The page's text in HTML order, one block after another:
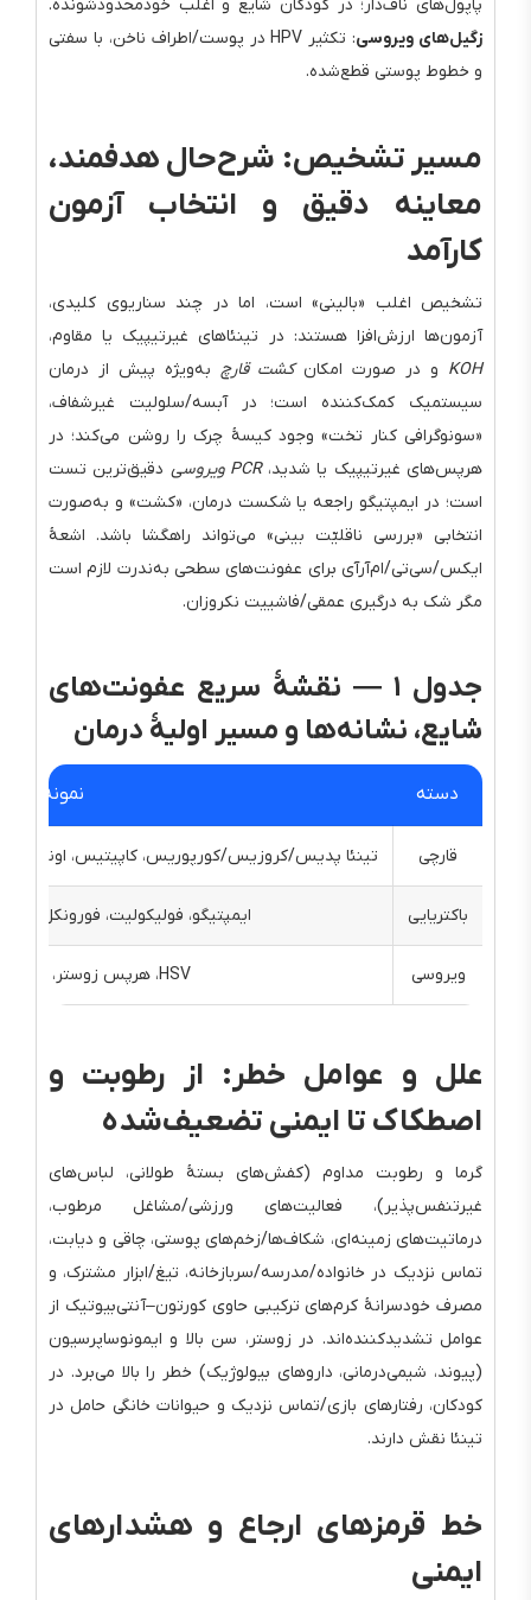
پاپول‌های ناف‌دار؛ در کودکان شایع و اغلب خودمحدودشونده.
زگیل‌های ویروسی
: تکثیر HPV در پوست/اطراف ناخن، با سفتی
و خطوط پوستی قطع‌شده.
مسیر تشخیص: شرح‌حال هدفمند،
معاینه دقیق و انتخاب آزمون
کارآمد
تشخیص اغلب «بالینی» است، اما در چند سناریوی کلیدی،
آزمون‌ها ارزش‌افزا هستند: در تینئا‌های غیرتیپیک یا مقاوم،
KOH و در صورت امکانکشت قارچ به‌ویژه پیش از درمان
سیستمیک کمک‌کننده است؛ در آبسه/سلولیت غیرشفاف،
«سونوگرافی کنار تخت» وجود کیسهٔ چرک را روشن می‌کند؛ در
هرپس‌های غیرتیپیک یا شدید،PCR ویروسی
دقیق‌ترین تست
است؛ در ایمپتیگو راجعه یا شکست درمان، «کشت» و به‌صورت
انتخابی «بررسی ناقلیّت بینی» می‌تواند راهگشا باشد. اشعهٔ
ایکس/سی‌تی/ام‌آرآی برای عفونت‌های سطحی به‌ندرت لازم است
مگر شک به درگیری عمقی/فاشییت نکروزان.
جدول ۱ — نقشهٔ سریع عفونت‌های
شایع، نشانه‌ها و مسیر اولیهٔ درمان
دسته نمونه‌ها
قارچی تینئا پدیس/کروزیس/کورپوریس، کاپیتیس،
باکتریایی ایمپتیگو، فولیکولیت، فورونکل/
ویروسی HSV، هرپس زوستر، مولوسکوم، زگیل‌ها
علل و عوامل خطر: از رطوبت و
اصطکاک تا ایمنی تضعیف‌شده
گرما و رطوبت مداوم (کفش‌های بستهٔ طولانی، لباس‌های
غیرتنفس‌پذیر)، فعالیت‌های ورزشی/مشاغل مرطوب،
درماتیت‌های زمینه‌ای، شکاف‌ها/زخم‌های پوستی، چاقی و دیابت،
تماس نزدیک در خانواده/مدرسه/سربازخانه، تیغ/ابزار مشترک، و
مصرف خودسرانهٔ کرم‌های ترکیبی حاوی کورتون–آنتی‌بیوتیک از
عوامل تشدید‌کننده‌اند. در زوستر، سن بالا و ایمونوساپرسیون
(پیوند، شیمی‌درمانی، داروهای بیولوژیک) خطر را بالا می‌برد. در
کودکان، رفتارهای بازی/تماس نزدیک و حیوانات خانگی حامل در
تینئا نقش دارند.
خط قرمزهای ارجاع و هشدارهای
ایمنی